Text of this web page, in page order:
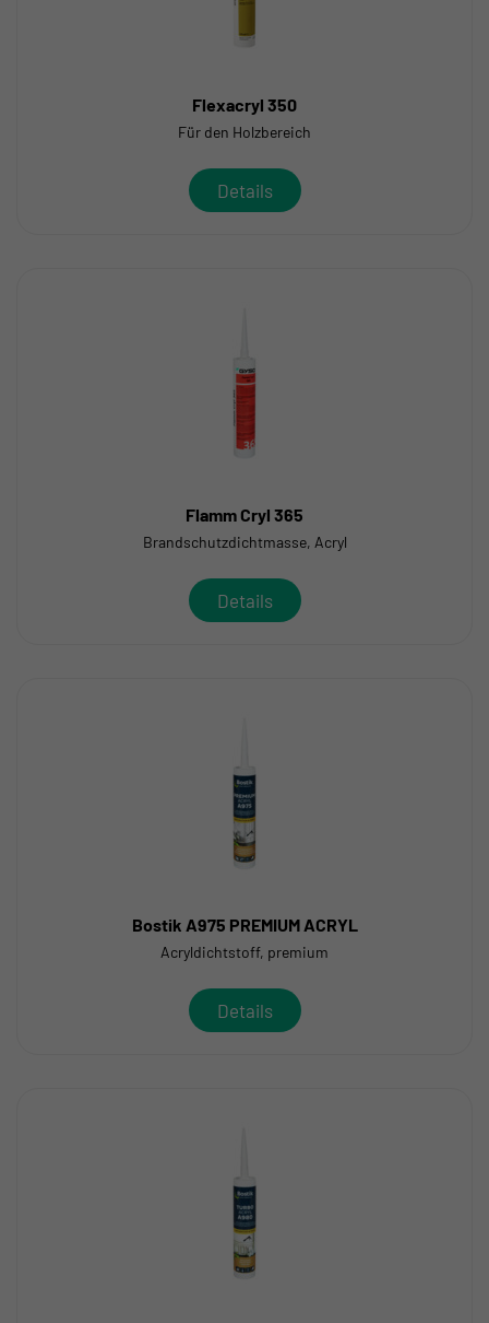
Flexacryl 350
Für den Holzbereich
Details
Flamm Cryl 365
Brandschutzdichtmasse, Acryl
Details
Bostik A975 PREMIUM ACRYL
Acryldichtstoff, premium
Details